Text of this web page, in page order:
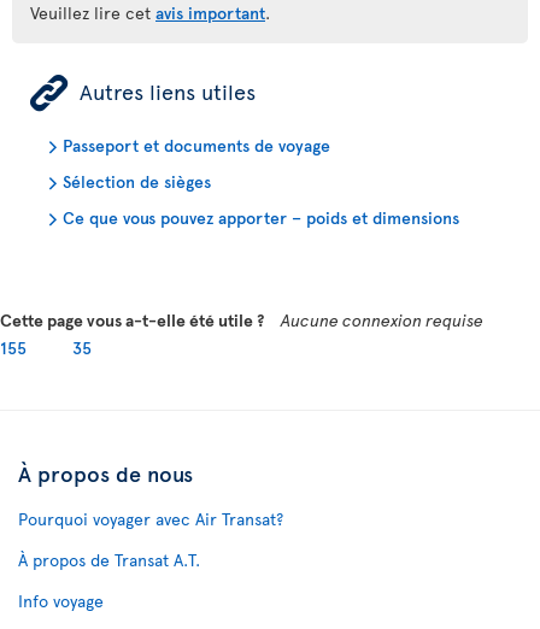
Veuillez lire cet avis important.
ÿ Autres liens utiles
Passeport et documents de voyage
Sélection de sièges
Ce que vous pouvez apporter – poids et dimensions
Cette page vous a-t-elle été utile ?
Aucune connexion requise
155
35
À propos de nous
Pourquoi voyager avec Air Transat?
À propos de Transat A.T.
Info voyage